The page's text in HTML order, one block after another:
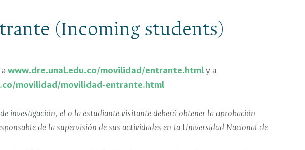
(Incoming students)
www.dre.unal.edu.co/movilidad/entrante.html y a
movilidad/movilidad-entrante.html
investigación, el o la estudiante visitante deberá obtener la aprobación
de la supervisión de sus actividades en la Universidad Nacional de